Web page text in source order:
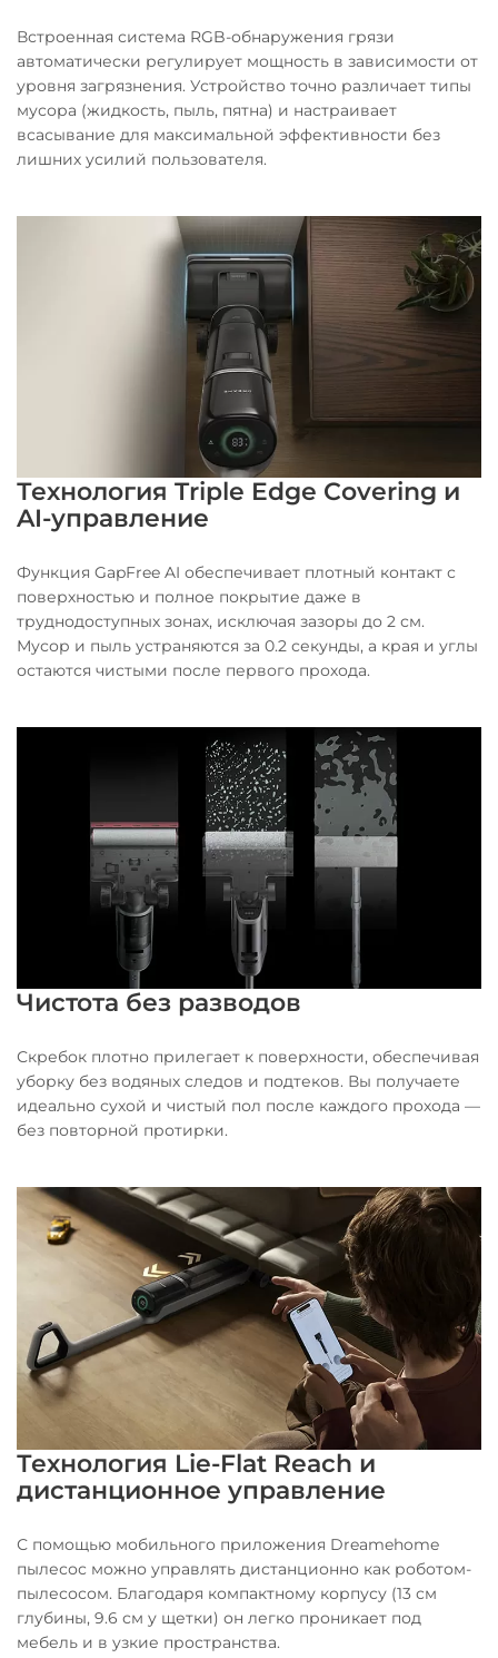
Встроенная система RGB-обнаружения грязи
автоматически регулирует мощность в зависимости от
уровня загрязнения. Устройство точно различает типы
мусора (жидкость, пыль, пятна) и настраивает
всасывание для максимальной эффективности без
лишних усилий пользователя.
Технология Triple Edge Covering и
AI-управление
Функция GapFree AI обеспечивает плотный контакт с
поверхностью и полное покрытие даже в
труднодоступных зонах, исключая зазоры до 2 см.
Мусор и пыль устраняются за 0.2 секунды, а края и углы
остаются чистыми после первого прохода.
Чистота без разводов
Скребок плотно прилегает к поверхности, обеспечивая
уборку без водяных следов и подтеков. Вы получаете
идеально сухой и чистый пол после каждого прохода —
без повторной протирки.
Технология Lie-Flat Reach и
дистанционное управление
С помощью мобильного приложения Dreamehome
пылесос можно управлять дистанционно как роботом-
пылесосом. Благодаря компактному корпусу (13 см
глубины, 9.6 см у щетки) он легко проникает под
мебель и в узкие пространства.